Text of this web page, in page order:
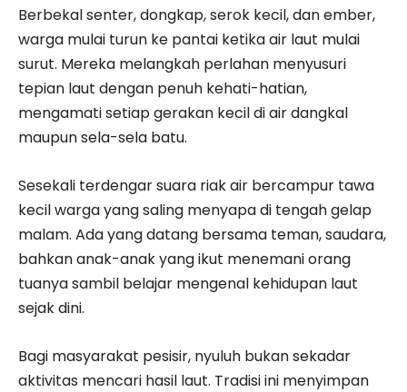
Berbekal senter, dongkap, serok kecil, dan ember,
warga mulai turun ke pantai ketika air laut mulai
surut. Mereka melangkah perlahan menyusuri
tepian laut dengan penuh kehati-hatian,
mengamati setiap gerakan kecil di air dangkal
maupun sela-sela batu.
Sesekali terdengar suara riak air bercampur tawa
kecil warga yang saling menyapa di tengah gelap
malam. Ada yang datang bersama teman, saudara,
bahkan anak-anak yang ikut menemani orang
tuanya sambil belajar mengenal kehidupan laut
sejak dini.
Bagi masyarakat pesisir, nyuluh bukan sekadar
aktivitas mencari hasil laut. Tradisi ini menyimpan